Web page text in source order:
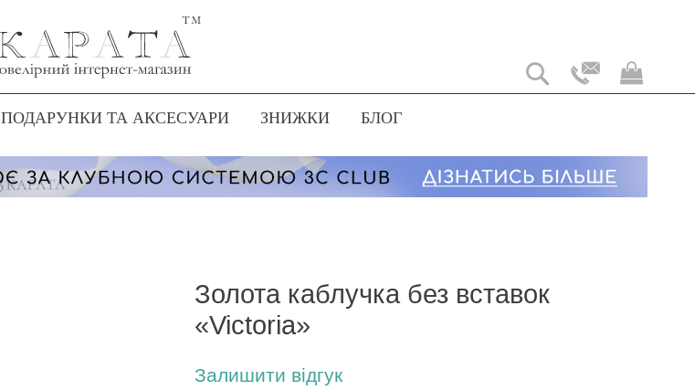
Мій
ПОДАРУНКИ ТА АКСЕСУАРИ ЗНИЖКИ БЛОГ
Золота каблучка без вставок
«Victoria»
Залишити відгук